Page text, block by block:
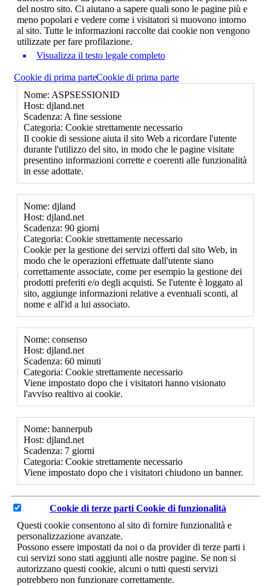
del nostro sito. Ci aiutano a sapere quali sono le pagine più e
meno popolari e vedere come i visitatori si muovono intorno
al sito. Tutte le informazioni raccolte dai cookie non vengono
utilizzate per fare profilazione.
Visualizza il testo legale completo
Cookie di prima parteCookie di prima parte
Nome: ASPSESSIONID
Host: djland.net
Scadenza: A fine sessione
Categoria: Cookie strettamente necessario
Il cookie di sessione aiuta il sito Web a ricordare l'utente
durante l'utilizzo del sito, in modo che le pagine visitate
presentino informazioni corrette e coerenti alle funzionalità
in esse adottate.
Nome: djland
Host: djland.net
Scadenza: 90 giorni
Categoria: Cookie strettamente necessario
Cookie per la gestione dei servizi offerti dal sito Web, in
modo che le operazioni effettuate dall'utente siano
correttamente associate, come per esempio la gestione dei
prodotti preferiti e/o degli acquisti. Se l'utente è loggato al
sito, aggiunge informazioni relative a eventuali sconti, al
nome e all'id a lui associato.
Nome: consenso
Host: djland.net
Scadenza: 60 minuti
Categoria: Cookie strettamente necessario
Viene impostato dopo che i visitatori hanno visionato
l'avviso realtivo ai cookie.
Nome: bannerpub
Host: djland.net
Scadenza: 7 giorni
Categoria: Cookie strettamente necessario
Viene impostato dopo che i visitatori chiudono un banner.
Cookie di terze parti Cookie di funzionalità
Questi cookie consentono al sito di fornire funzionalità e
personalizzazione avanzate.
Possono essere impostati da noi o da provider di terze parti i
cui servizi sono stati aggiunti alle nostre pagine. Se non si
autorizzano questi cookie, alcuni o tutti questi servizi
potrebbero non funzionare correttamente.